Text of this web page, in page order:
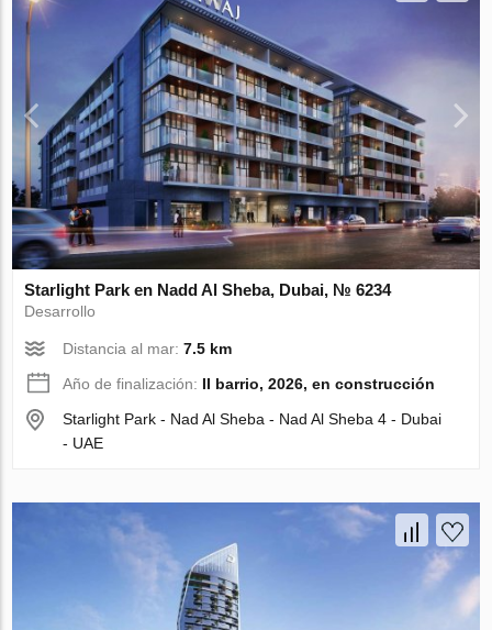
Starlight Park en Nadd Al Sheba, Dubai, № 6234
Desarrollo
Distancia al mar:7.5 km
Año de finalización: II barrio, 2026, en construcción
Starlight Park - Nad Al Sheba - Nad Al Sheba 4 - Dubai
- UAE